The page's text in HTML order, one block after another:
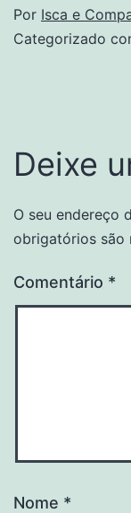
Por Isca e
Categorizado
Deixe
O seu endereço
obrigatórios são
Comentário *
Nome *